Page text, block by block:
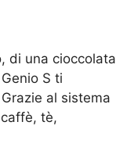
di una cioccolata
S ti
al sistema
tè,